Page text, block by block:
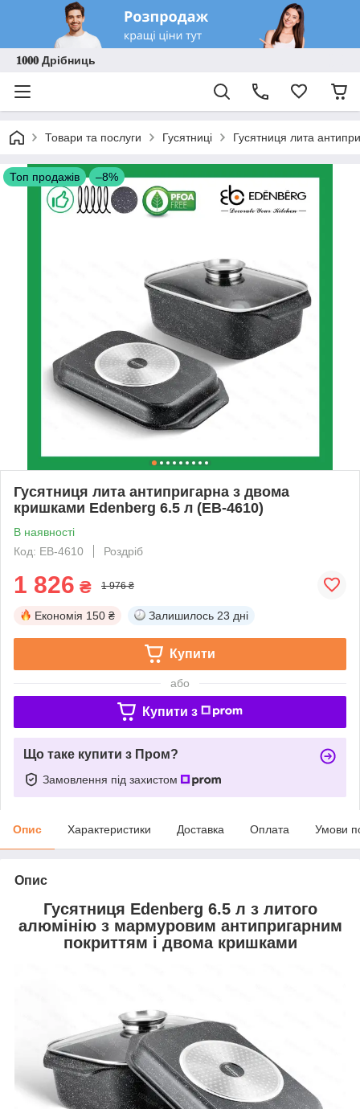
𝟏𝟎𝟎𝟎 Дрібниць
Товари та послуги Гусятниці Гусятниця лита
Топ продажів –8%
Гусятниця лита антипригарна з двома
кришками Edenberg 6.5 л (EB-4610)
В наявності
Код: EB-4610
Роздріб
1 826 ₴ 1 976 ₴
Економія 150 ₴ Залишилось 23 дні
Купити
або
Купити з
Що таке купити з Пром?
Замовлення під захистом
Опис Характеристики Доставка Оплата Умови
Опис
Гусятниця Edenberg 6.5 л з литого
алюмінію з мармуровим антипригарним
покриттям і двома кришками